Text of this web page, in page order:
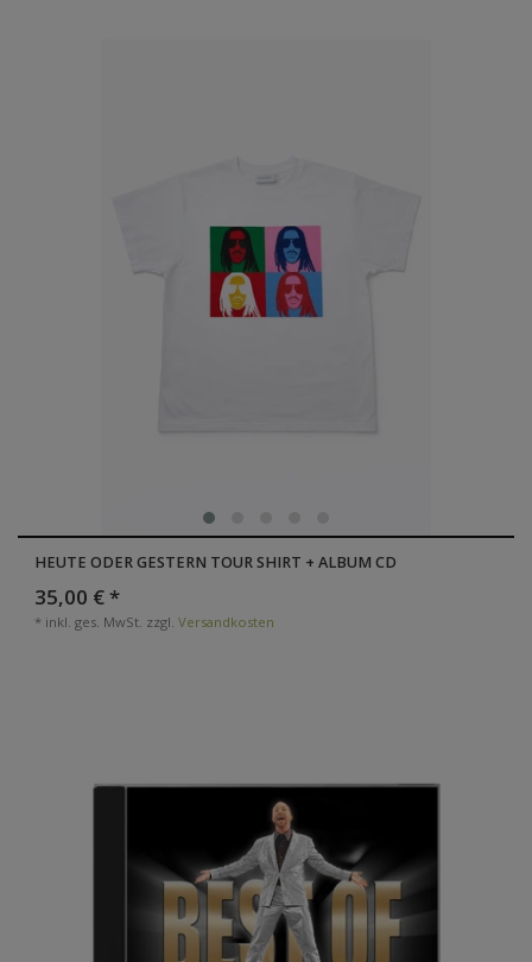
HEUTE ODER GESTERN TOUR SHIRT + ALBUM CD
35,00 € *
* inkl. ges. MwSt. zzgl. Versandkosten